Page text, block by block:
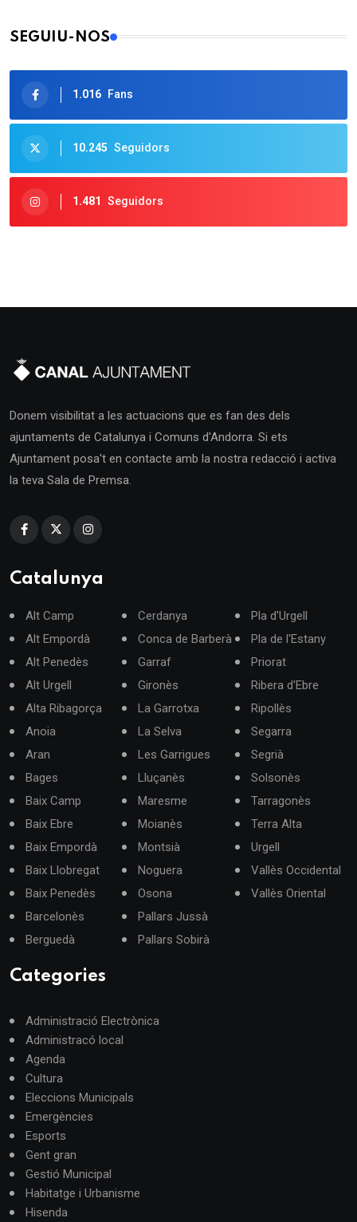
SEGUIU-NOS
1.016 Fans
10.245 Seguidors
1.481 Seguidors
Donem visibilitat a les actuacions que es fan des dels
ajuntaments de Catalunya i Comuns d'Andorra. Si ets
Ajuntament posa't en contacte amb la nostra redacció i activa
la teva Sala de Premsa.
Catalunya
Alt Camp
Alt Empordà
Alt Penedès
Alt Urgell
Alta Ribagorça
Anoia
Aran
Bages
Baix Camp
Baix Ebre
Baix Empordà
Baix Llobregat
Baix Penedès
Barcelonès
Berguedà
Cerdanya
Conca de Barberà
Garraf
Gironès
La Garrotxa
La Selva
Les Garrigues
Lluçanès
Maresme
Moianès
Montsià
Noguera
Osona
Pallars Jussà
Pallars Sobirà
Pla d'Urgell
Pla de l'Estany
Priorat
Ribera d'Ebre
Ripollès
Segarra
Segrià
Solsonès
Tarragonès
Terra Alta
Urgell
Vallès Occidental
Vallès Oriental
Categories
Administració Electrònica
Administracó local
Agenda
Cultura
Eleccions Municipals
Emergències
Esports
Gent gran
Gestió Municipal
Habitatge i Urbanisme
Hisenda